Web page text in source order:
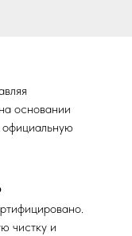
основании
чистку и